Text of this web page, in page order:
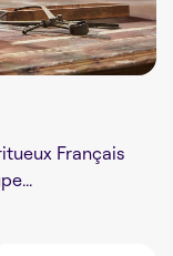
Français